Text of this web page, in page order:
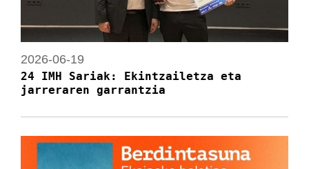
2026-06-19
24 IMH Sariak: Ekintzailetza eta
jarreraren garrantzia